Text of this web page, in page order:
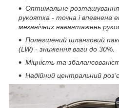
Оптимальне розташування
рукоятка - точна і впевнена
механічних навантажень
Полегшений шланговий
(LW) - зниження ваги до 30%.
Міцність та
Надійний центральний